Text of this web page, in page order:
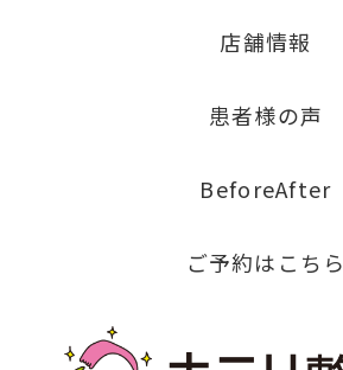
店舗情報
患者様の声
BeforeAfter
ご予約はこちら